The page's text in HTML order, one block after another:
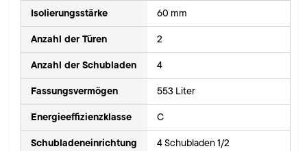
Isolierungsstärke 60 mm
Anzahl der Türen 2
Anzahl der Schubladen 4
Fassungsvermögen 553 Liter
Energieeffizienzklasse C
Schubladeneinrichtung 4 Schubladen 1/2